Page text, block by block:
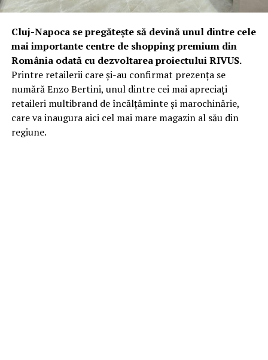
Cluj-Napoca se pregătește să devină unul dintre cele
mai importante centre de shopping premium din
România odată cu dezvoltarea proiectului RIVUS.
Printre retailerii care și-au confirmat prezența se
numără Enzo Bertini, unul dintre cei mai apreciați
retaileri multibrand de încălțăminte și marochinărie,
care va inaugura aici cel mai mare magazin al său din
regiune.